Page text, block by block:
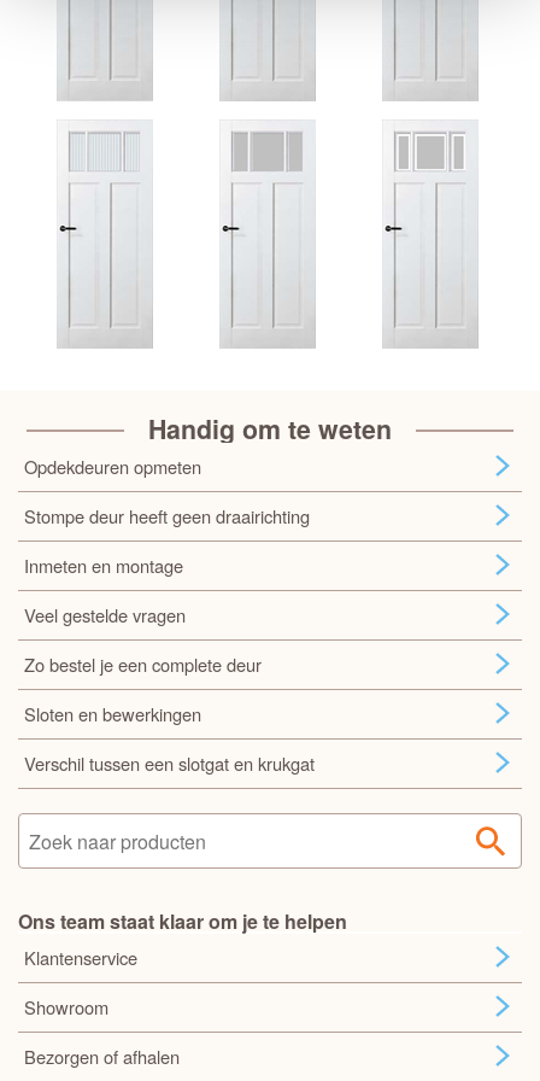
Handig om te weten
Opdekdeuren opmeten
Stompe deur heeft geen draairichting
Inmeten en montage
Veel gestelde vragen
Zo bestel je een complete deur
Sloten en bewerkingen
Verschil tussen een slotgat en krukgat
Ons team staat klaar om je te helpen
Klantenservice
Showroom
Bezorgen of afhalen